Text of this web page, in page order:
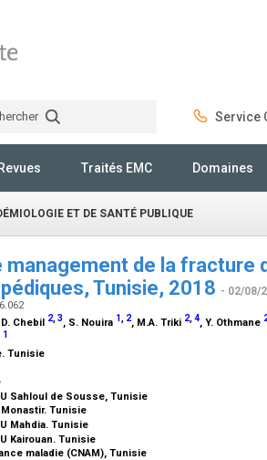
Service
Revues Traités EMC Domaines
ET DE SANTÉ PUBLIQUE
management de la fracture
Tunisie, 2018 - 02/08/
D. Chebil 2,3, S. Nouira 1, 2, M.A. Triki 2,4, Y. Othmane
1
Tunisie
Sahloul de Sousse, Tunisie
Tunisie
Mahdia. Tunisie
Kairouan. Tunisie
maladie (CNAM), Tunisie